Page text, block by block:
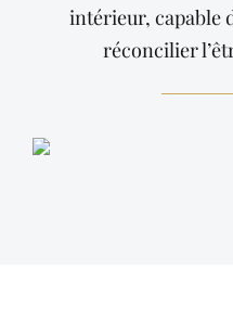
intérieur, capable
réconcilier